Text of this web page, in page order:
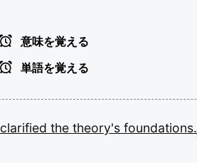
意味を覚える
単語を覚える
clarified the theory's foundations.